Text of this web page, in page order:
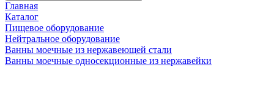
Главная
Каталог
Пищевое оборудование
Нейтральное оборудование
Ванны моечные из нержавеющей стали
Ванны моечные односекционные из нержавейки